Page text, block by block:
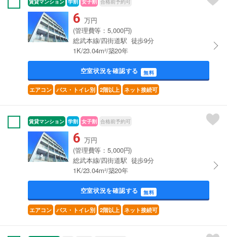
賃貸マンション 学割 女子割 合格前予約可
6 万円
(管理費等：5,000円)
総武本線/四街道駅 徒歩9分
1K/23.04m²/築20年
空室状況を確認する 無料
エアコン バス・トイレ別 2階以上 ネット接続可
賃貸マンション 学割 女子割 合格前予約可
6 万円
(管理費等：5,000円)
総武本線/四街道駅 徒歩9分
1K/23.04m²/築20年
空室状況を確認する 無料
エアコン バス・トイレ別 2階以上 ネット接続可